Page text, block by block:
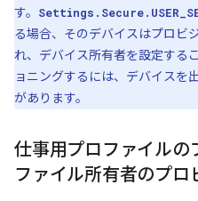
す。
る場合、そのデバイスはプロビ
れ、デバイス所有者を設定する
ョニングするには、デバイスを
があります。
仕事用プロファイルの
ファイル所有者のプロ